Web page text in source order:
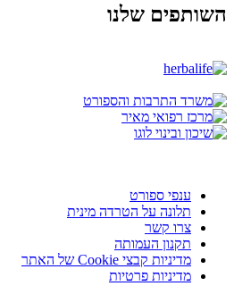
השותפים שלנו
ענפי ספורט
תלונה על הטרדה מינית
צרו קשר
תקנון העמותה
מדיניות קבצי Cookie של האתר
מדיניות פרטיות